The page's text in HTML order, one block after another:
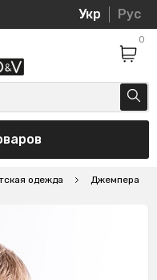
Укр Рус
0
одежда Джемпера